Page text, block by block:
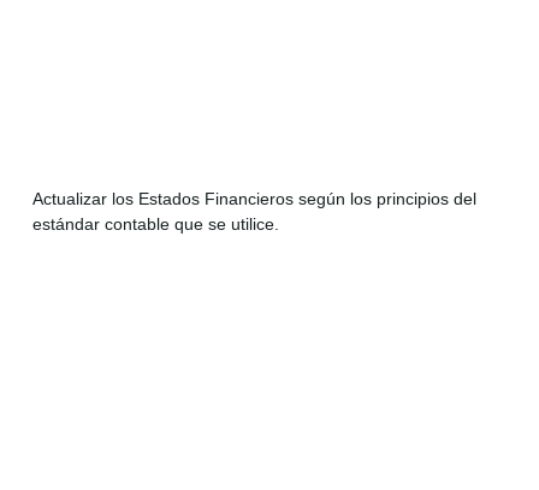
Actualizar los Estados Financieros según los principios del
estándar contable que se utilice.